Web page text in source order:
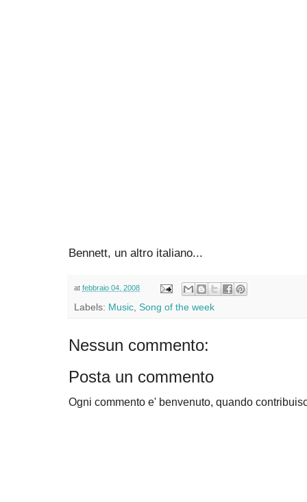
Bennett, un altro italiano...
at febbraio 04, 2008
Labels: Music Song of the week
Nessun commento:
Posta un commento
Ogni commento e' benvenuto, quando